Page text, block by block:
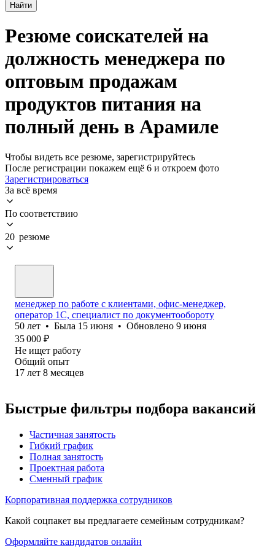
Найти
Резюме соискателей на
должность менеджера по
оптовым продажам
продуктов питания на
полный день в Арамиле
Чтобы видеть все резюме, зарегистрируйтесь
После регистрации покажем ещё 6 и откроем фото
Зарегистрироваться
За всё время
По соответствию
20 резюме
менеджер по работе с клиентами, офис-менеджер,
оператор 1С, специалист по документообороту
50 лет • Была 15 июня • Обновлено 9 июня
35 000 ₽
Не ищет работу
Общий опыт
17 лет 8 месяцев
Быстрые фильтры подбора вакансий
Частичная занятость
Гибкий график
Полная занятость
Проектная работа
Сменный график
Корпоративная поддержка сотрудников
Какой соцпакет вы предлагаете семейным сотрудникам?
Оформляйте кандидатов онлайн